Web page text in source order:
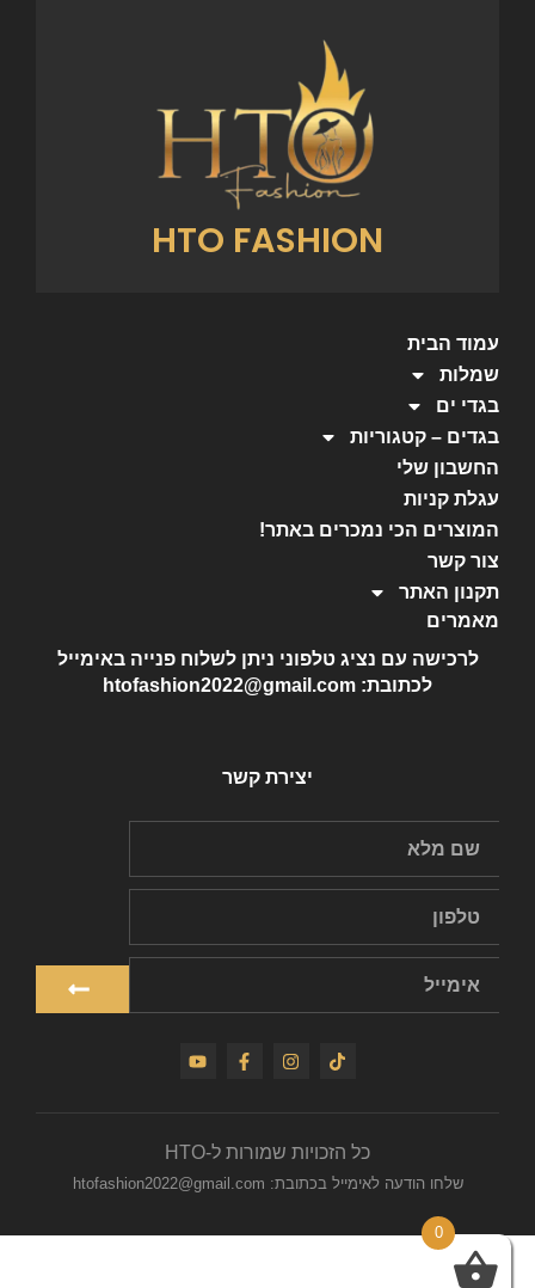
HTO FASHION
עמוד הבית
שמלות
בגדי ים
בגדים – קטגוריות
החשבון שלי
עגלת קניות
המוצרים הכי נמכרים באתר!
צור קשר
תקנון האתר
מאמרים
לרכישה עם נציג טלפוני ניתן לשלוח פנייה באימייל
לכתובת: htofashion2022@gmail.com
יצירת קשר
כל הזכויות שמורות ל-HTO
שלחו הודעה לאימייל בכתובת: htofashion2022@gmail.com
0